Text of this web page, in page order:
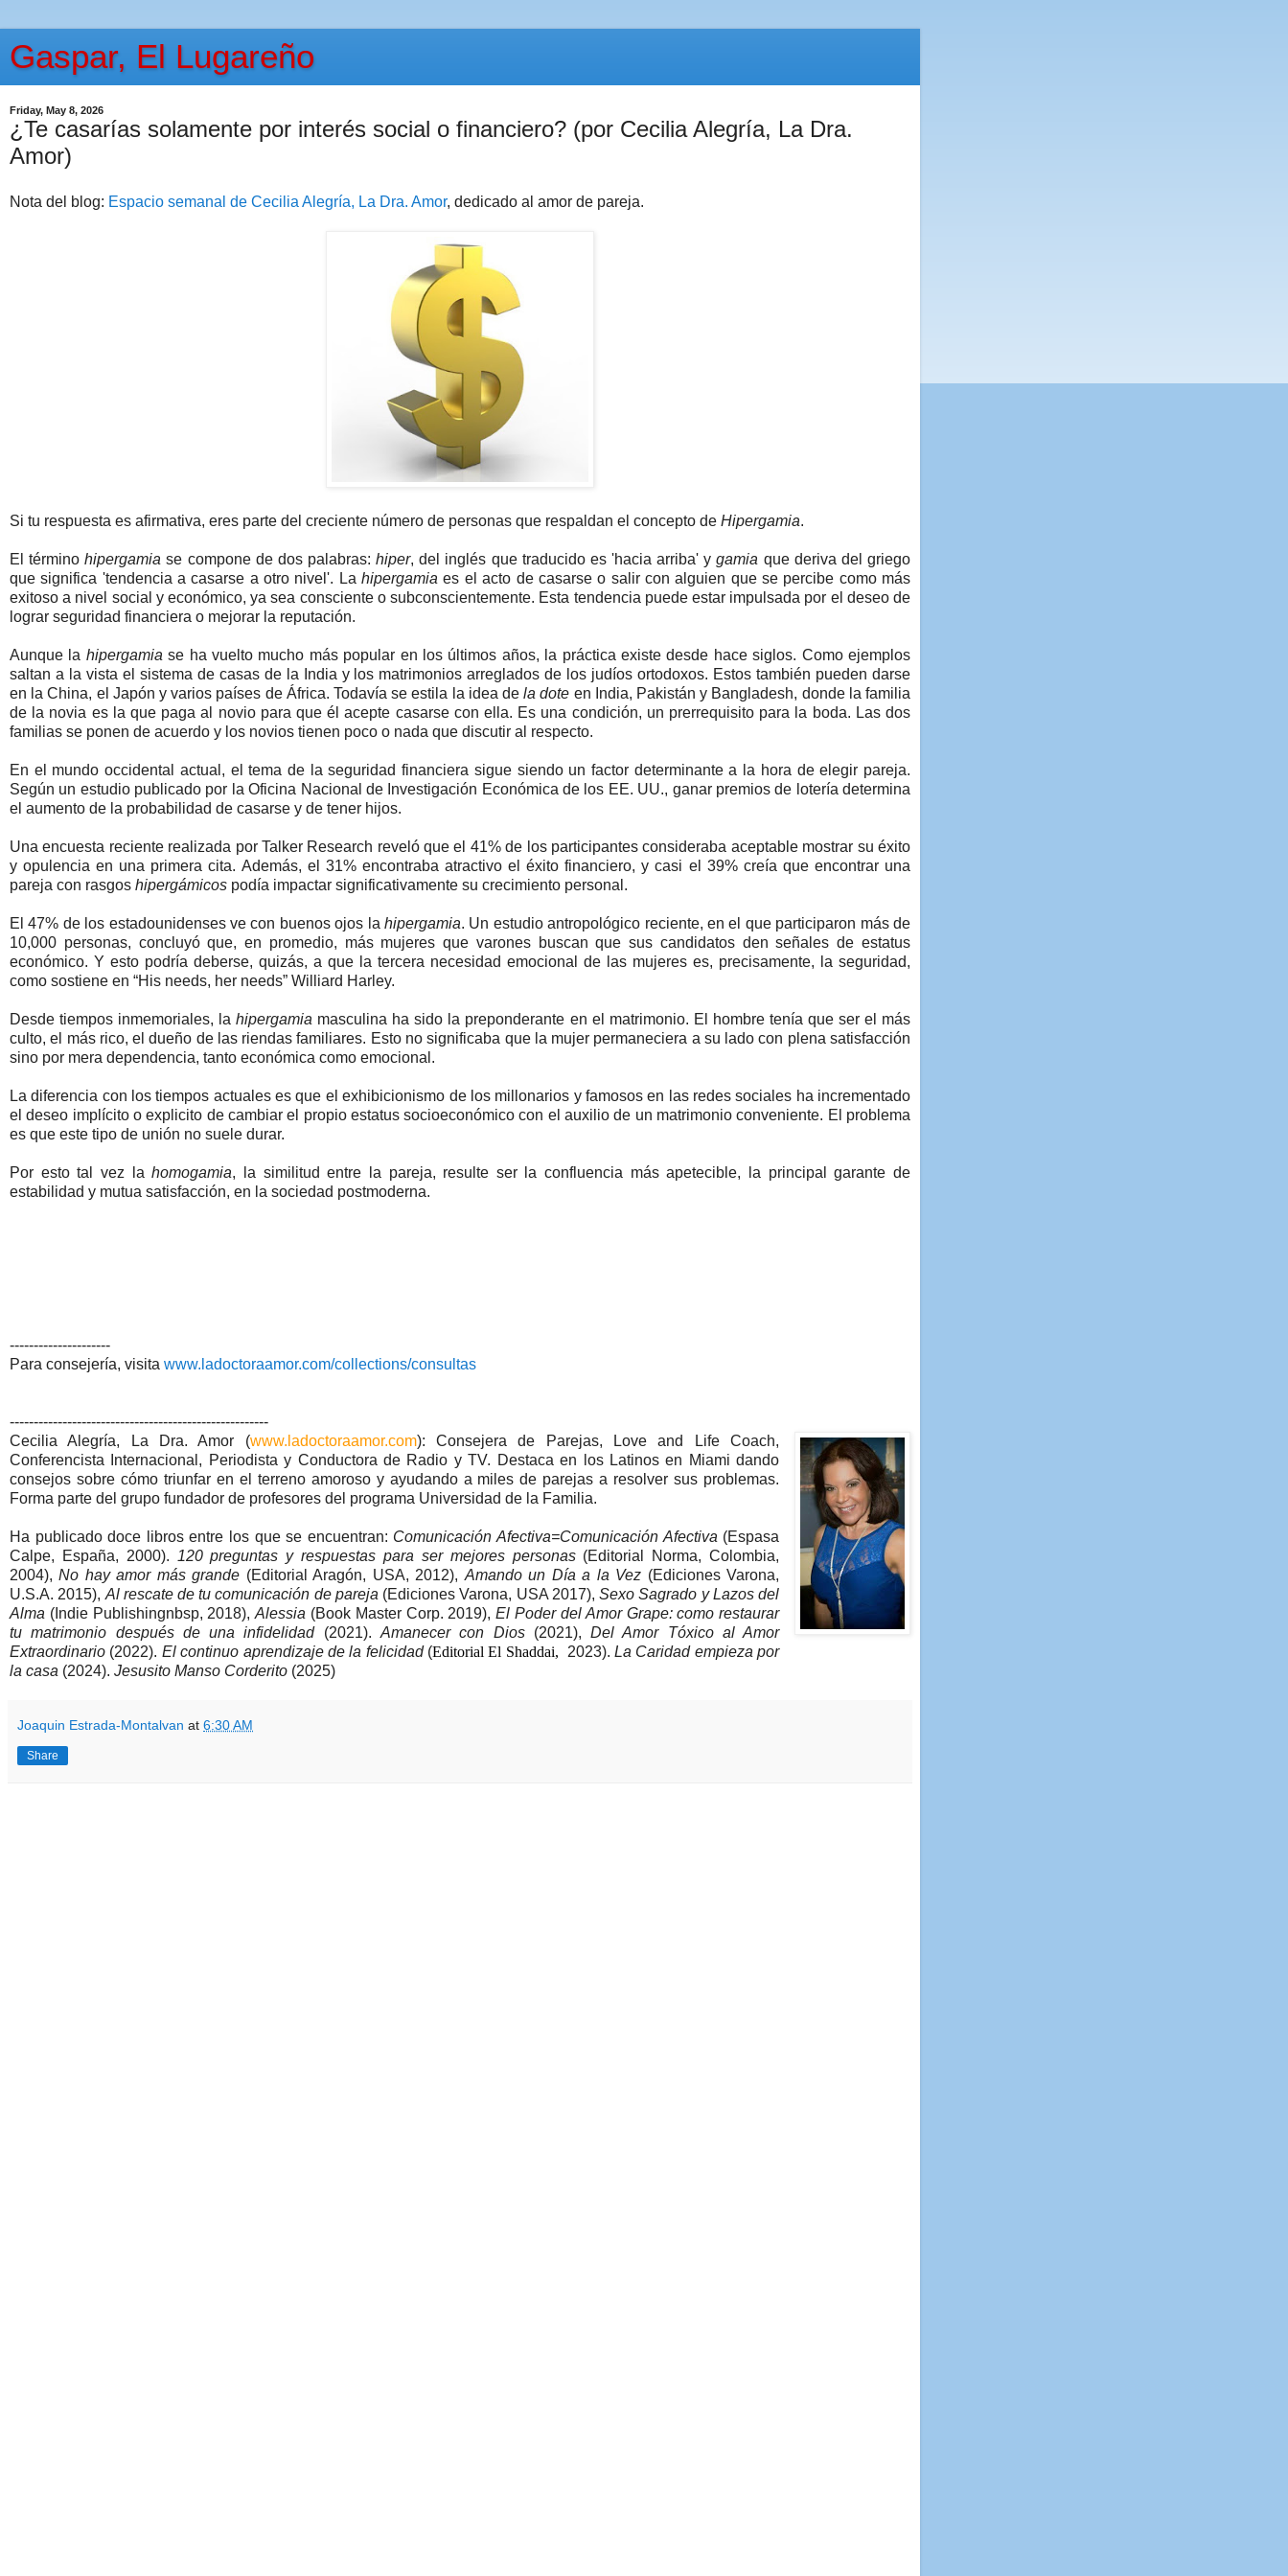
Gaspar, El Lugareño
Friday, May 8, 2026
¿Te casarías solamente por interés social o financiero? (por Cecilia Alegría, La Dra.
Amor)
Nota del blog: Espacio semanal de Cecilia Alegría, La Dra. Amor, dedicado al amor de pareja.
Si tu respuesta es afirmativa, eres parte del creciente número de personas que respaldan el concepto de Hipergamia.
El términohipergamia se compone de dos palabras:hiper, del inglés que traducido es 'hacia arriba' ygamia que deriva del griego
que significa 'tendencia a casarse a otro nivel'. Lahipergamia es el acto de casarse o salir con alguien que se percibe como más
exitoso a nivel social y económico, ya sea consciente o subconscientemente. Esta tendencia puede estar impulsada por el deseo de
lograr seguridad financiera o mejorar la reputación.
Aunque la hipergamia se ha vuelto mucho más popular en los últimos años, la práctica existe desde hace siglos. Como ejemplos
saltan a la vista el sistema de casas de la India y los matrimonios arreglados de los judíos ortodoxos. Estos también pueden darse
en la China, el Japón y varios países de África. Todavía se estila la idea dela dote en India, Pakistán y Bangladesh, donde la familia
de la novia es la que paga al novio para que él acepte casarse con ella. Es una condición, un prerrequisito para la boda. Las dos
familias se ponen de acuerdo y los novios tienen poco o nada que discutir al respecto.
En el mundo occidental actual, el tema de la seguridad financiera sigue siendo un factor determinante a la hora de elegir pareja.
Según un estudio publicado por la Oficina Nacional de Investigación Económica de los EE. UU., ganar premios de lotería determina
el aumento de la probabilidad de casarse y de tener hijos.
Una encuesta reciente realizada por Talker Research reveló que el 41% de los participantes consideraba aceptable mostrar su éxito
y opulencia en una primera cita. Además, el 31% encontraba atractivo el éxito financiero, y casi el 39% creía que encontrar una
pareja con rasgos hipergámicos podía impactar significativamente su crecimiento personal.
El 47% de los estadounidenses ve con buenos ojos la hipergamia. Un estudio antropológico reciente, en el que participaron más de
10,000 personas, concluyó que, en promedio, más mujeres que varones buscan que sus candidatos den señales de estatus
económico. Y esto podría deberse, quizás, a que la tercera necesidad emocional de las mujeres es, precisamente, la seguridad,
como sostiene en “His needs, her needs” Williard Harley.
Desde tiempos inmemoriales, lahipergamia masculina ha sido la preponderante en el matrimonio. El hombre tenía que ser el más
culto, el más rico, el dueño de las riendas familiares. Esto no significaba que la mujer permaneciera a su lado con plena satisfacción
sino por mera dependencia, tanto económica como emocional.
La diferencia con los tiempos actuales es que el exhibicionismo de los millonarios y famosos en las redes sociales ha incrementado
el deseo implícito o explicito de cambiar el propio estatus socioeconómico con el auxilio de un matrimonio conveniente. El problema
es que este tipo de unión no suele durar.
Por esto tal vez lahomogamia, la similitud entre la pareja, resulte ser la confluencia más apetecible, la principal garante de
estabilidad y mutua satisfacción, en la sociedad postmoderna.
---------------------
Para consejería, visita www.ladoctoraamor.com/collections/consultas
------------------------------------------------------
Cecilia Alegría, La Dra. Amor (www.ladoctoraamor.com): Consejera de Parejas, Love and Life Coach,
Conferencista Internacional, Periodista y Conductora de Radio y TV. Destaca en los Latinos en Miami dando
consejos sobre cómo triunfar en el terreno amoroso y ayudando a miles de parejas a resolver sus problemas.
Forma parte del grupo fundador de profesores del programa Universidad de la Familia.
Ha publicado doce libros entre los que se encuentran: Comunicación Afectiva=Comunicación Afectiva (Espasa
Calpe, España, 2000). 120 preguntas y respuestas para ser mejores personas(Editorial Norma, Colombia,
2004),No hay amor más grande (Editorial Aragón, USA, 2012), Amando un Día a la Vez (Ediciones Varona,
U.S.A. 2015), Al rescate de tu comunicación de pareja (Ediciones Varona, USA 2017),Sexo Sagrado y Lazos del
Alma (Indie Publishingnbsp, 2018),Alessia (Book Master Corp. 2019),El Poder del Amor Grape: como restaurar
tu matrimonio después de una infidelidad(2021). Amanecer con Dios(2021),Del Amor Tóxico al Amor
Extraordinario (2022). El continuo aprendizaje de la felicidad(Editorial El Shaddai, 2023).La Caridad empieza por
la casa (2024). Jesusito Manso Corderito (2025)
Joaquin Estrada-Montalvan at 6:30 AM
Share